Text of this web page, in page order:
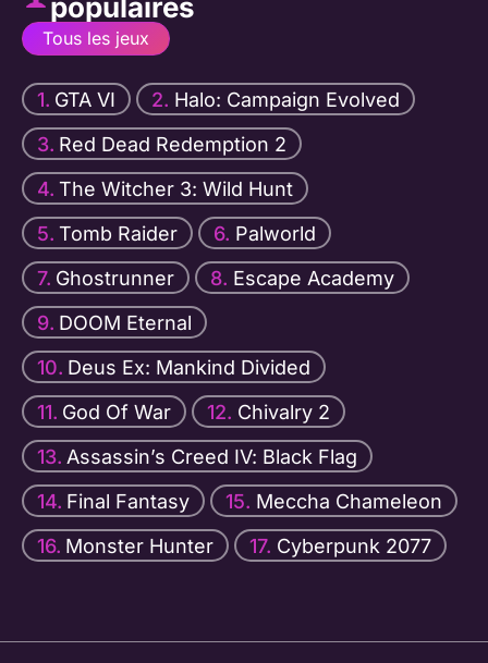
populaires
Tous les jeux
GTA VI
Halo: Campaign Evolved
Red Dead Redemption 2
The Witcher 3: Wild Hunt
Tomb Raider
Palworld
Ghostrunner
Escape Academy
DOOM Eternal
Deus Ex: Mankind Divided
God Of War
Chivalry 2
Assassin’s Creed IV: Black Flag
Final Fantasy
Meccha Chameleon
Monster Hunter
Cyberpunk 2077